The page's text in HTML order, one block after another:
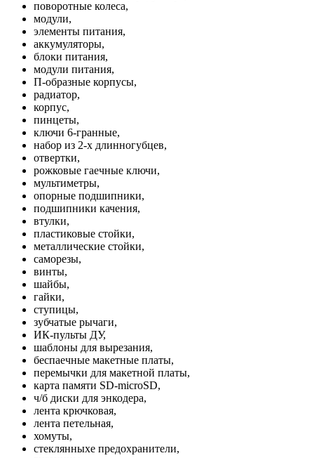
поворотные колеса,
модули,
элементы питания,
аккумуляторы,
блоки питания,
модули питания,
П-образные корпусы,
радиатор,
корпус,
пинцеты,
ключи 6-гранные,
набор из 2-х длинногубцев,
отвертки,
рожковые гаечные ключи,
мультиметры,
опорные подшипники,
подшипники качения,
втулки,
пластиковые стойки,
металлические стойки,
саморезы,
винты,
шайбы,
гайки,
ступицы,
зубчатые рычаги,
ИК-пульты ДУ,
шаблоны для вырезания,
беспаечные макетные платы,
перемычки для макетной платы,
карта памяти SD-microSD,
ч/б диски для энкодера,
лента крючковая,
лента петельная,
хомуты,
стеклянныхе предохранители,